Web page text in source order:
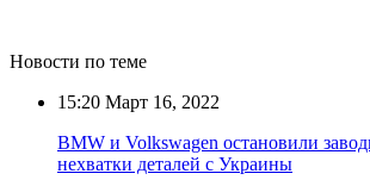
Новости по теме
15:20 Март 16, 2022
BMW и Volkswagen остановили
нехватки деталей с Украины